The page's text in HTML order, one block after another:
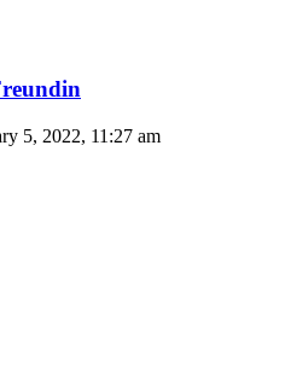
5, 2022, 11:27 am